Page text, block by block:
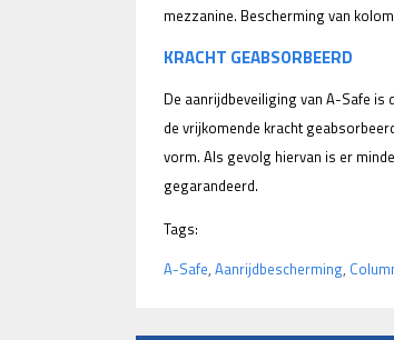
mezzanine. Bescherming van
KRACHT GEABSORBEERD
De aanrijdbeveiliging van A-Safe
de vrijkomende kracht
vorm. Als gevolg hiervan is er
gegarandeerd.
Tags:
A-Safe, Aanrijdbescherming,